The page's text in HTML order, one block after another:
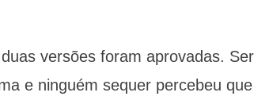
versões foram aprovadas.
e ninguém sequer percebeu